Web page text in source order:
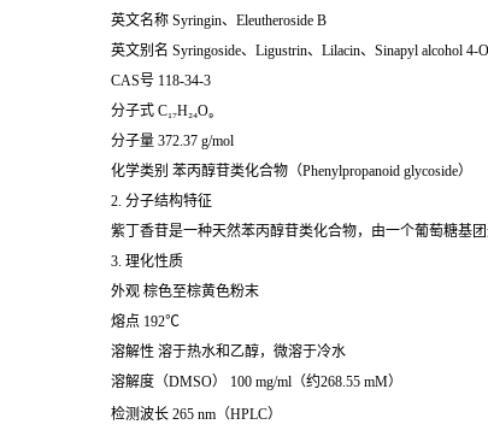
英文名称 Syringin、Eleutheroside B
英文别名 Syringoside、Ligustrin、Lilacin、Sinapyl alcohol 4-
CAS号 118-34-3
分子式 C₁₇H₂₄O₉
分子量 372.37 g/mol
化学类别 苯丙醇苷类化合物（Phenylpropanoid glycoside）
2. 分子结构特征
紫丁香苷是一种天然苯丙醇苷类化合物，由一个葡萄糖基
3. 理化性质
外观 棕色至棕黄色粉末
熔点 192℃
溶解性 溶于热水和乙醇，微溶于冷水
溶解度（DMSO） 100 mg/ml（约268.55 mM）
检测波长 265 nm（HPLC）